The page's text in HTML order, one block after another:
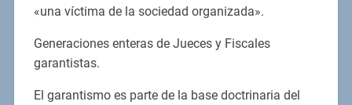
«una víctima de la sociedad organizada».
Generaciones enteras de Jueces y Fiscales
garantistas.
El garantismo es parte de la base doctrinaria del